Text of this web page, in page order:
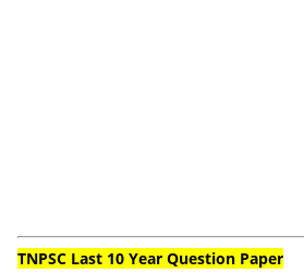
TNPSC Last 10 Year Question Paper